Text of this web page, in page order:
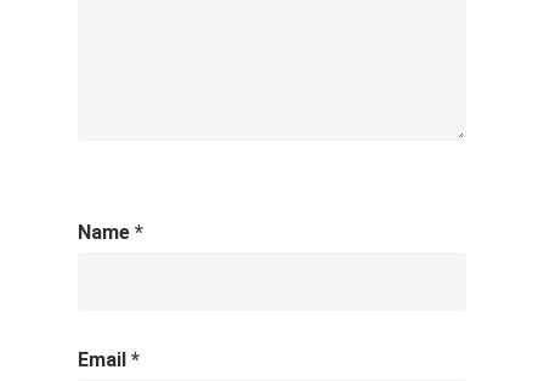
Name *
Email *